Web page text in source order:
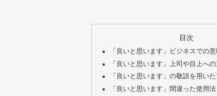
目次
「良いと思います」ビジネスでの
「良いと思います」上司や目上へ
「良いと思います」の敬語を用いた
「良いと思います」間違った使用法